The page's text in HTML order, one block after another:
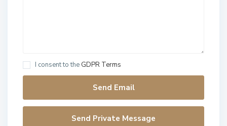
I consent to the GDPR Terms